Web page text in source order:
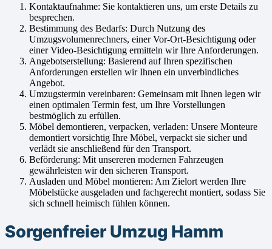
Kontaktaufnahme: Sie kontaktieren uns, um erste Details zu
besprechen.
Bestimmung des Bedarfs: Durch Nutzung des
Umzugsvolumenrechners, einer Vor-Ort-Besichtigung oder
einer Video-Besichtigung ermitteln wir Ihre Anforderungen.
Angebotserstellung: Basierend auf Ihren spezifischen
Anforderungen erstellen wir Ihnen ein unverbindliches
Angebot.
Umzugstermin vereinbaren: Gemeinsam mit Ihnen legen wir
einen optimalen Termin fest, um Ihre Vorstellungen
bestmöglich zu erfüllen.
Möbel demontieren, verpacken, verladen: Unsere Monteure
demontiert vorsichtig Ihre Möbel, verpackt sie sicher und
verlädt sie anschließend für den Transport.
Beförderung: Mit unsereren modernen Fahrzeugen
gewährleisten wir den sicheren Transport.
Ausladen und Möbel montieren: Am Zielort werden Ihre
Möbelstücke ausgeladen und fachgerecht montiert, sodass Sie
sich schnell heimisch fühlen können.
Sorgenfreier Umzug Hamm